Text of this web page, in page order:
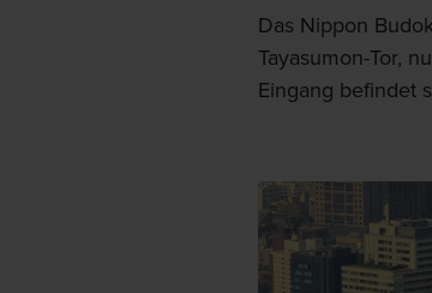
Das Nippon
Tayasumon-Tor,
Eingang befindet